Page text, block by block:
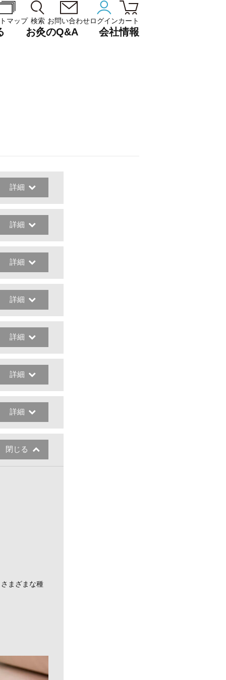
マップ 検索 お問い合わせログインカート
お灸のQ&A 会社情報
詳細
詳細
詳細
詳細
詳細
詳細
詳細
閉じる
まざまな種